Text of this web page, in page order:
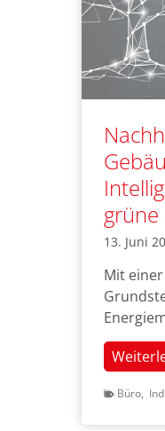
13. Juni
Mit
Büro,